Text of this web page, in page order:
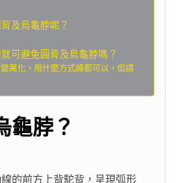
及烏龜脖呢？
可避免圓背及烏龜脖嗎？
萬化，用什麼方式練都可以，但請
龜脖？
的前方上背駝背，呈現弧形